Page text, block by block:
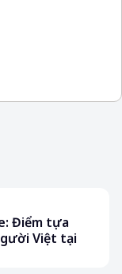
Điểm tựa
Việt tại